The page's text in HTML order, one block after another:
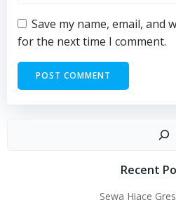
Save my name, email, and
for the next time I comment.
Recent
Sewa Hiace